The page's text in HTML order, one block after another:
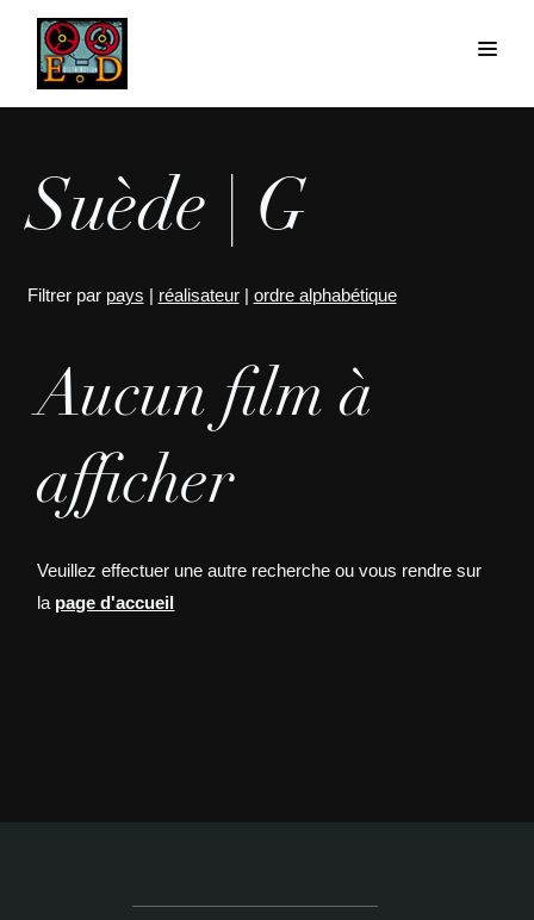
Suède | G
Filtrer par pays | réalisateur| ordre alphabétique
Aucun film à
afficher
Veuillez effectuer une autre recherche ou vous rendre sur
la page d'accueil